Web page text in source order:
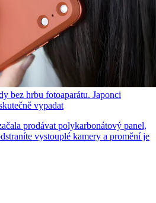
bez hrbu fotoaparátu. Japonci
vypadat
prodávat polykarbonátový panel,
vystouplé kamery a promění je